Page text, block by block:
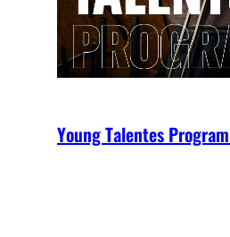
Young Talentes